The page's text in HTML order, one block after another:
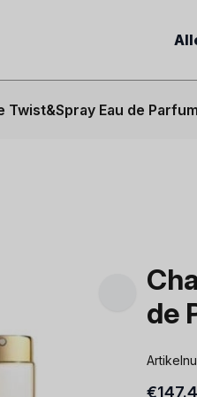
Twist&Spray Eau de Parfum
de
€